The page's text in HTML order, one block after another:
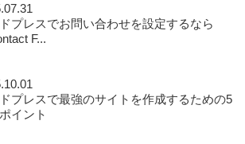
プレスでお問い合わせを設定するなら
F...
プレスで最強のサイトを作成するための5
イント